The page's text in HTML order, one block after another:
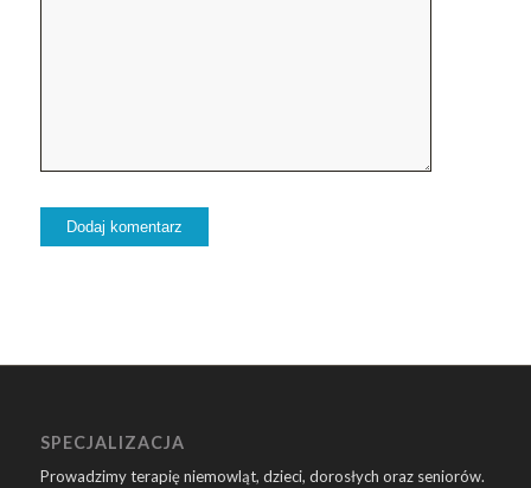
SPECJALIZACJA
Prowadzimy terapię niemowląt, dzieci, dorosłych oraz seniorów.